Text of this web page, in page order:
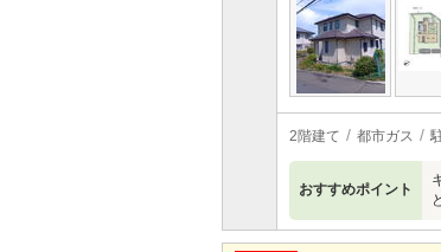
2階建て 都市ガス
おすすめポイント